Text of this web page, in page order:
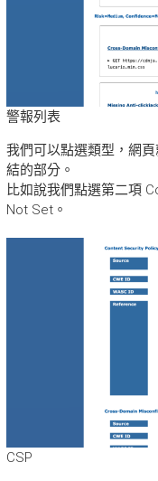
警報列表
我們可以點選類型，網
結的部分。
比如說我們點選第二項
Not Set。
CSP